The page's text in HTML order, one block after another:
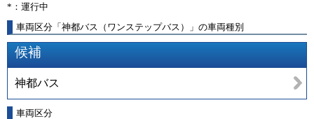
*：運行中
車両区分「神都バス（ワンステップバス）」の車両種別
候補
神都バス
車両区分